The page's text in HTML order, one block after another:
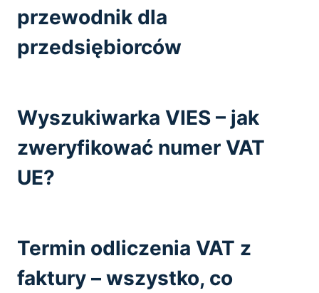
przewodnik dla
przedsiębiorców
Wyszukiwarka VIES – jak
zweryfikować numer VAT
UE?
Termin odliczenia VAT z
faktury – wszystko, co